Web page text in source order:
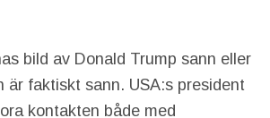
bild av Donald Trump sann eller
är faktiskt sann. USA:s president
kontakten både med